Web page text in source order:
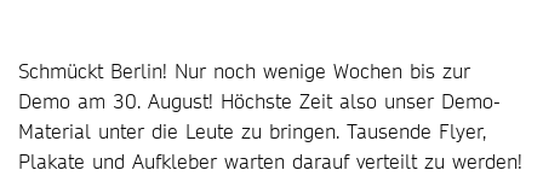
Schmückt Berlin! Nur noch wenige Wochen bis zur
Demo am 30. August! Höchste Zeit also unser Demo-
Material unter die Leute zu bringen. Tausende Flyer,
Plakate und Aufkleber warten darauf verteilt zu werden!